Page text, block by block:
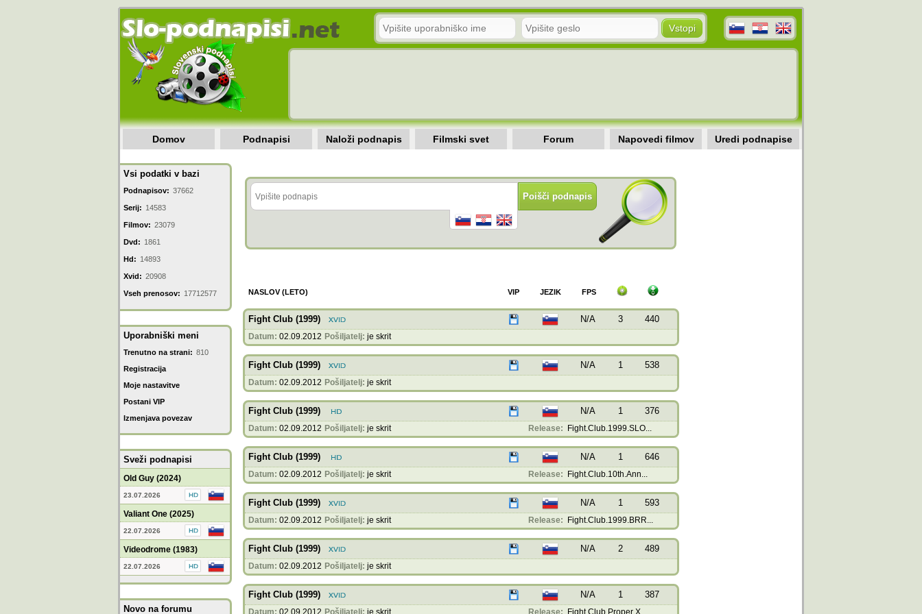
Domov Podnapisi Naloži podnapis Filmski svet Forum Napovedi filmov Uredi podnapise
Vsi podatki v bazi
Podnapisov: 37662
Serij: 14583
Filmov: 23079
Dvd: 1861
Hd: 14893
Xvid: 20908
Vseh prenosov: 17712577
Uporabniški meni
Trenutno na strani: 810
Registracija
Moje nastavitve
Postani VIP
Izmenjava povezav
Sveži podnapisi
Old Guy (2024)
23.07.2026
Valiant One (2025)
22.07.2026
Videodrome (1983)
22.07.2026
Novo na forumu
NASLOV (LETO) FPS
JEZIK
VIP
Fight Club (1999) N/A 3 440
Datum: 02.09.2012 Pošiljatelj: je skrit
Fight Club (1999) N/A 1 538
Datum: 02.09.2012 Pošiljatelj: je skrit
Fight Club (1999) N/A 1 376
Datum: 02.09.2012 Pošiljatelj: je skrit Release: Fight.Club.1999.SLO...
Fight Club (1999) N/A 1 646
Datum: 02.09.2012 Pošiljatelj: je skrit Release: Fight.Club.10th.Ann...
Fight Club (1999) N/A 1 593
Datum: 02.09.2012 Pošiljatelj: je skrit Release: Fight.Club.1999.BRR...
Fight Club (1999) N/A 2 489
Datum: 02.09.2012 Pošiljatelj: je skrit
Fight Club (1999) N/A 1 387
Datum: 02.09.2012 Pošiljatelj: je skrit Release: Fight Club Proper X...